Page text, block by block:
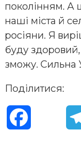
поколінням. А
наші міста й
росіяни. Я
буду
зможу. Сильна
Поділитися: